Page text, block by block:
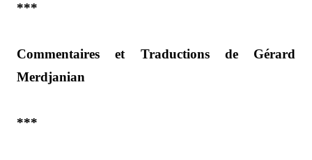
***
Commentaires et Traductions de Gérard
Merdjanian
***